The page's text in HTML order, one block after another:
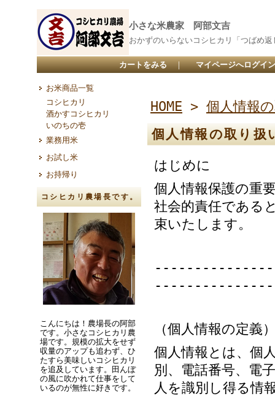
小さな米農家 阿部文吉
おかずのいらないコシヒカリ「つばめ返
カートをみる ｜ マイページへログイン
お米商品一覧
コシヒカリ
酒かすコシヒカリ
いのちの壱
業務用米
お試し米
お持帰り
コシヒカリ農場長です。
こんにちは！農場長の阿部
です。小さなコシヒカリ農
場です。規模の拡大をせず
収量のアップも追わず、ひ
たすら美味しいコシヒカリ
を追及しています。田んぼ
の風に吹かれて仕事をして
いるのが無性に好きです。
HOME > 個人情報
個人情報の取り扱
はじめに
個人情報保護の重
社会的責任である
束いたします。
（個人情報の定義
個人情報とは、個
別、電話番号、電
人を識別し得る情